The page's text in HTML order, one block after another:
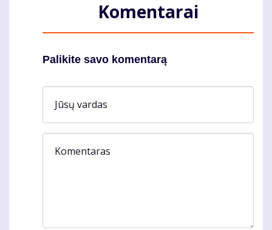
Komentarai
Palikite savo komentarą
Jūsų vardas
Komentaras